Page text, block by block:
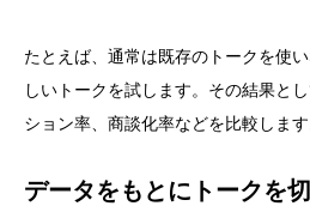
たとえば、通常は既存のトークを使
しいトークを試します。その結果と
ション率、商談化率などを比較します
データをもとにトークを